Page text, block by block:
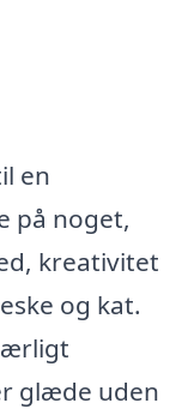
en
på noget,
kreativitet
og kat.
glæde uden